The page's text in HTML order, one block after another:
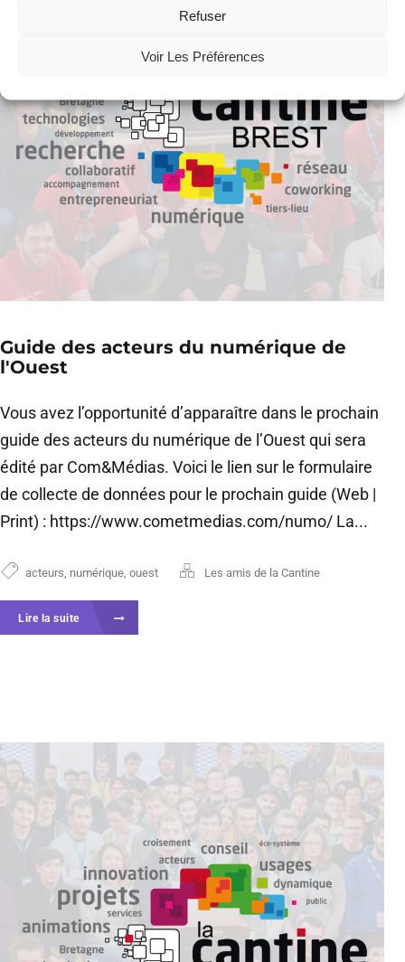
Refuser
Voir Les Préférences
Guide des acteurs du numérique de
l'Ouest
Vous avez l’opportunité d’apparaître dans le prochain
guide des acteurs du numérique de l’Ouest qui sera
édité par Com&Médias. Voici le lien sur le formulaire
de collecte de données pour le prochain guide (Web |
Print) : https://www.cometmedias.com/numo/ La...
acteurs numérique ouest Les amis de la Cantine
Lire la suite